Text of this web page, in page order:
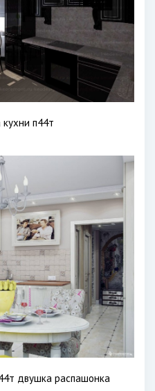
п44т
двушка распашонка